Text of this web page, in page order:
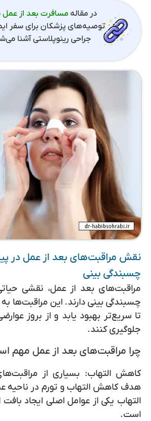
در مقالهمسافرت بعد از عمل
توصیه‌های پزشکان برای سفر
جراحی رینوپلاستی آشنا
نقش مراقبت‌های بعد از عمل در
چسبندگی بینی
مراقبت‌های بعد از عمل، نقشی
چسبندگی بینی دارند. این مراقبت‌ها
تا سریع‌تر بهبود یابد و از بروز
جلوگیری کنند.
چرا مراقبت‌های بعد از عمل مهم
کاهش التهاب:بسیاری از
هدف کاهش التهاب و تورم در ناحیه
التهاب یکی از عوامل اصلی ایجاد
است.